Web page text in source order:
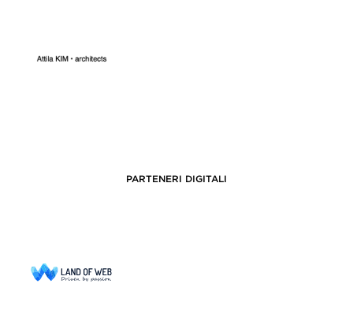
PARTENERI DIGITALI